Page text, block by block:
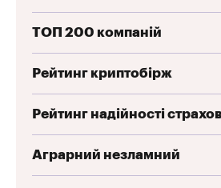
ТОП 200 компаній
Рейтинг криптобірж
Рейтинг надійності
Аграрний незламний